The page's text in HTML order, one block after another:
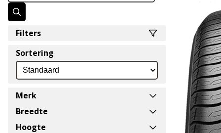
Filters
Sortering
Merk
Breedte
Hoogte